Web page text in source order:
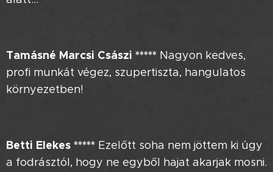
Tamásné Marcsi Császi ***** Nagyon kedves,
profi munkát végez, szupertiszta, hangulatos
környezetben!
Betti Elekes ***** Ezelőtt soha nem jöttem ki úgy
a fodrásztól, hogy ne egyből hajat akarjak mosni.